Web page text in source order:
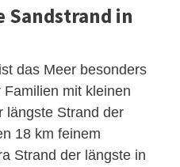
Sandstrand in
das Meer besonders
mit kleinen
längste Strand der
18 km feinem
Strand der längste in